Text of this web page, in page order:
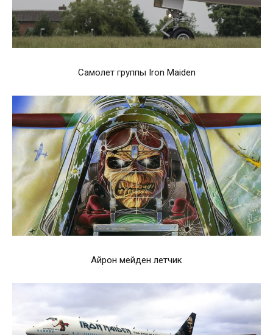
Самолет группы Iron Maiden
Айрон мейден летчик